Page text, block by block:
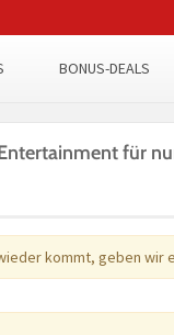
BONUS-DEALS
für
kommt, geben wir